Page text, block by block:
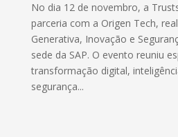
No dia 12 de novembro, a
parceria com a Origen Tech,
Generativa, Inovação e
sede da SAP. O evento reuniu
transformação digital,
segurança...